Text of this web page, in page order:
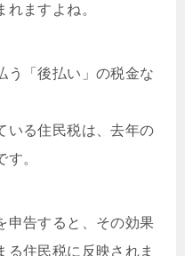
ますよね。
う「後払い」の税金な
いる住民税は、去年の
。
申告すると、その効果
る住民税に反映されま